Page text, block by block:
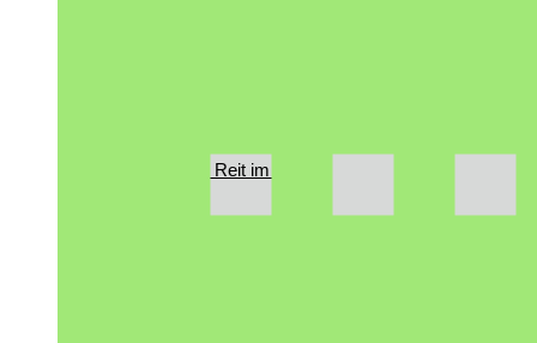
Gast in Reit im Winkl